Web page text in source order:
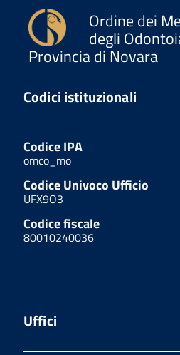
Ordine dei
degli
Provincia di Novara
Codici istituzionali
Codice IPA
omco_mo
Codice Univoco Ufficio
UFX9O3
Codice fiscale
80010240036
Uffici